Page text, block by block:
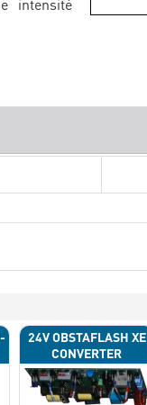
intensité
24V OBSTAFLASH XE
CONVERTER